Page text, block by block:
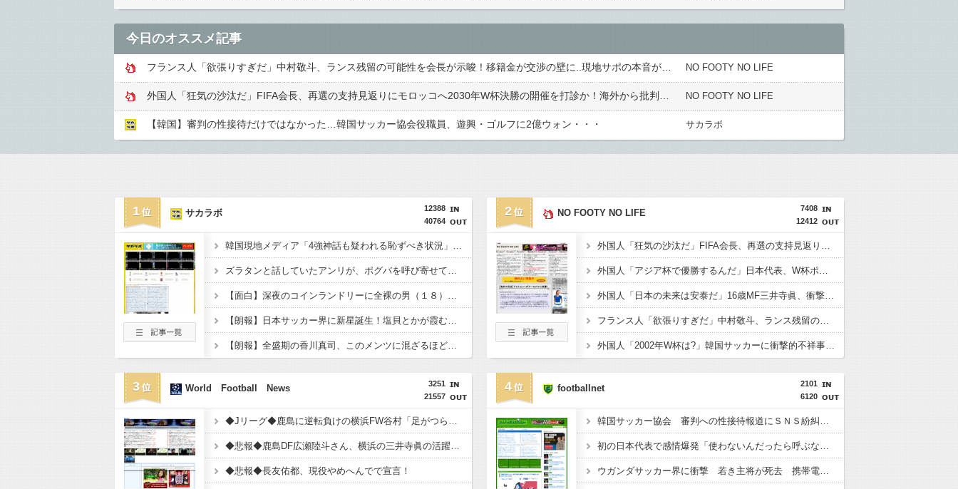
今日のオススメ記事
NO FOOTY NO LIFE
NO FOOTY NO LIFE
【韓国】審判の性接待だけではなかった…韓国サッカー協会役職員、遊興・ゴルフに2億ウォン・・・ サカラボ
1
12388
40764
サカラボ
韓国現地メディア「4強神話も疑われる恥ずべき状況」←これｗｗｗｗｗ
ズラタンと話していたアンリが、ポグバを呼び寄せて一言。???? ????️「偉大な選手2人の輪に加わっていい。ただし、まだ俺たちのレベルじゃないから床に座れ。」
【面白】深夜のコインランドリーに全裸の男（１８） 「ストレス発散したかった」→これｗｗｗｗｗｗ
【朗報】日本サッカー界に新星誕生！塩貝とかが霞むレベルで凄いｗｗｗｗｗ
【朗報】全盛期の香川真司、このメンツに混ざるほど凄かったｗｗｗｗｗ
2
7408
12412
NO FOOTY NO LIFE
外国人「狂気の沙汰だ」FIFA会長、再選の支持見返りにモロッコへ2030年W杯決勝の開催を打診か！海外から批判殺到！【海外の反応】
外国人「アジア杯で優勝するんだ」日本代表、W杯ポット1入りに現実味!?2030大会で出場枠「64」なら追い風に！アメリカ人もポット1争いに熱視線！【海外の反応】
外国人「日本の未来は安泰だ」16歳MF三井寺眞、衝撃ゴール！久保建英超え歴代2位の記録！3得点に絡む活躍で海外絶賛！【海外の反応】
フランス人「欲張りすぎだ」中村敬斗、ランス残留の可能性を会長が示唆！移籍金が交渉の壁に..現地サポの本音がこれ！【海外の反応】
外国人「2002年W杯は?」韓国サッカーに衝撃的不祥事！W杯予選でレフリーへの性的接待発覚！海外騒然！【海外の反応】
3
3251
21557
World Football News
◆Jリーグ◆鹿島に逆転負けの横浜FW谷村「足がつらなかったら勝てていた」
◆悲報◆鹿島DF広瀬陸斗さん、横浜の三井寺眞の活躍に「鹿島の若手の方が凄いんだからね！」してしまう????
◆悲報◆長友佑都、現役やめへんでで宣言！
4
2101
6120
footballnet
韓国サッカー協会 審判への性接待報道にＳＮＳ紛糾「徹底追及」「２００２年はどうなの？」
初の日本代表で感情爆発「使わないんだったら呼ぶな！」 涙ながらに訴え「俺を何で選んだんだ？」ストライカーの意地
ウガンダサッカー界に衝撃 若き主将が死去 携帯電話強盗に抵抗した末に石で滅多打ち… 国民が怒り「リーダーを失った」